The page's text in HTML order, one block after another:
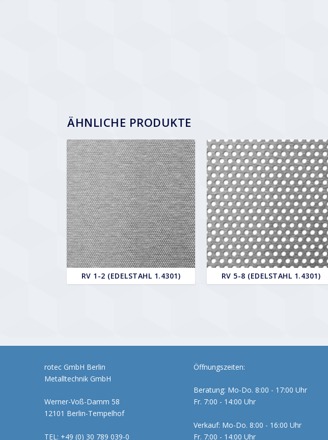
ÄHNLICHE PRODUKTE
RV 1-2 (EDELSTAHL 1.4301) RV 5-8 (EDELSTAHL 1.4301)
rotec GmbH Berlin
Metalltechnik GmbH
Werner-Voß-Damm 58
12101 Berlin-Tempelhof
TEL: +49 (0) 30 789 039-0
Öffnungszeiten:
Beratung: Mo-Do. 8:00 - 17:00 Uhr
Fr. 7:00 - 14:00 Uhr
Verkauf: Mo-Do. 8:00 - 16:00 Uhr
Fr. 7:00 - 14:00 Uhr